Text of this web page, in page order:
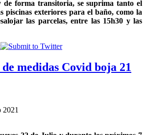
forma transitoria, se suprima tanto el
piscinas exteriores para el baño, como la
las parcelas, entre las 15h30 y las
medidas Covid boja 21
2021